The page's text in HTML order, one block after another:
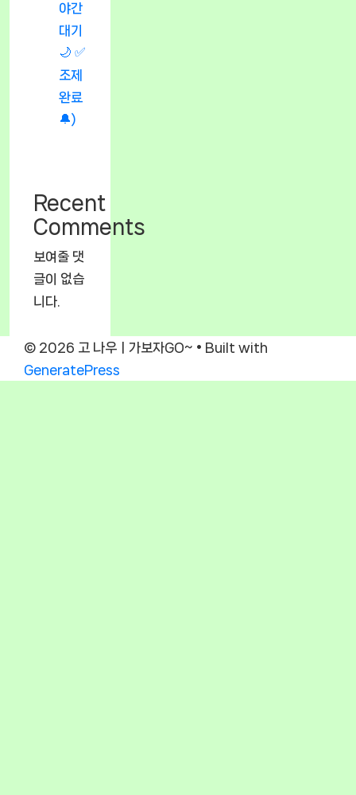
야간
대기
🌙 ✅
조제
완료
🔔)
Recent
Comments
보여줄 댓
글이 없습
니다.
© 2026 고 나우ㅣ가보자GO~ • Built with
GeneratePress